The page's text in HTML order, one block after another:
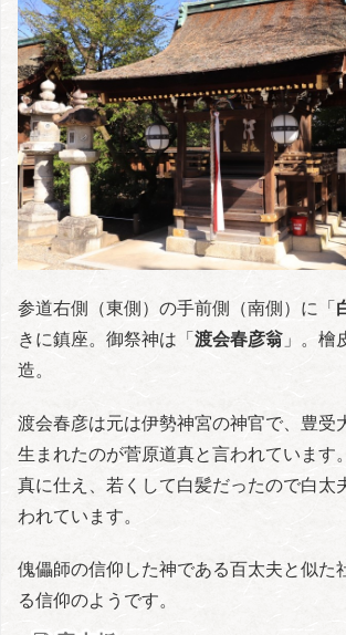
参道右側（東側）の手前側（南側）に「
きに鎮座。御祭神は「渡会春彦翁 」。檜
造。
渡会春彦は元は伊勢神宮の神官で、豊受
生まれたのが菅原道真と言われています
真に仕え、若くして白髪だったので白太
われています。
傀儡師の信仰した神である百太夫と似た
る信仰のようです。